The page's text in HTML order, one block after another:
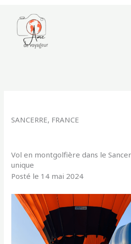
contenu
SANCERRE, FRANCE
Vol en montgolfière dans le
unique
Posté le 14 mai 2024